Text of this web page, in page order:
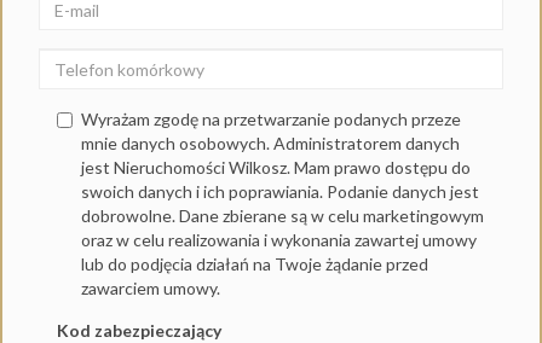
Wyrażam zgodę na przetwarzanie podanych przeze
mnie danych osobowych. Administratorem danych
jest Nieruchomości Wilkosz. Mam prawo dostępu do
swoich danych i ich poprawiania. Podanie danych jest
dobrowolne. Dane zbierane są w celu marketingowym
oraz w celu realizowania i wykonania zawartej umowy
lub do podjęcia działań na Twoje żądanie przed
zawarciem umowy.
Kod zabezpieczający